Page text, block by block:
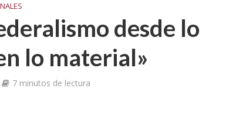
desde lo
lo material»
7 minutos de lectura